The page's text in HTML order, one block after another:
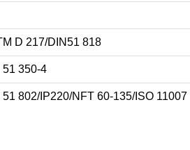
D 217/DIN51 818
51 350-4
51 802/IP220/NFT 60-135/ISO 11007